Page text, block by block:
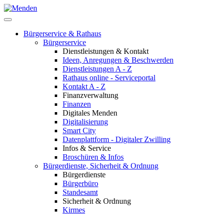
Bürgerservice & Rathaus
Bürgerservice
Dienstleistungen & Kontakt
Ideen, Anregungen & Beschwerden
Dienstleistungen A - Z
Rathaus online - Serviceportal
Kontakt A - Z
Finanzverwaltung
Finanzen
Digitales Menden
Digitalisierung
Smart City
Datenplattform - Digitaler Zwilling
Infos & Service
Broschüren & Infos
Bürgerdienste, Sicherheit & Ordnung
Bürgerdienste
Bürgerbüro
Standesamt
Sicherheit & Ordnung
Kirmes